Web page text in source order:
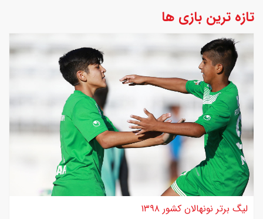
تازه ترین بازی ها
لیگ برتر نونهالان کشور ۱۳۹۸